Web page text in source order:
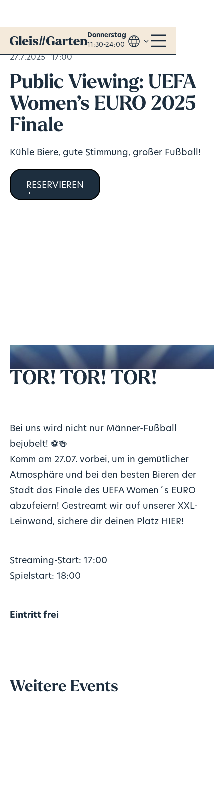
Donnerstag
11:30-24:00
27.7.2025 17:00
Public Viewing: UEFA
Women’s EURO 2025
Finale
Kühle Biere, gute Stimmung, großer Fußball!
RESERVIEREN
TOR! TOR! TOR!
Bei uns wird nicht nur Männer-Fußball
bejubelt! ⚽🍻
Komm am 27.07. vorbei, um in gemütlicher
Atmosphäre und bei den besten Bieren der
Stadt das Finale des UEFA Women´s EURO
abzufeiern! Gestreamt wir auf unserer XXL-
Leinwand, sichere dir deinen Platz HIER!
Streaming-Start: 17:00
Spielstart: 18:00
Eintritt frei
Weitere Events